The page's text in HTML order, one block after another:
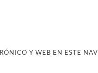
Y WEB EN ESTE